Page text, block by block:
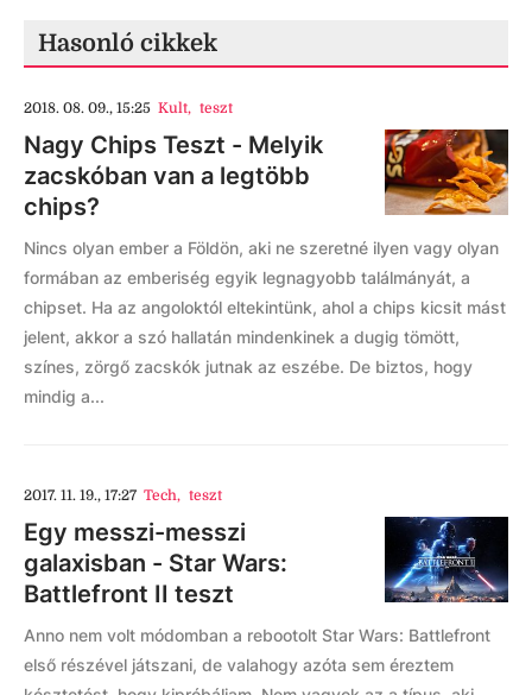
Hasonló cikkek
2018. 08. 09., 15:25 Kult, teszt
Nagy Chips Teszt - Melyik
zacskóban van a legtöbb
chips?
Nincs olyan ember a Földön, aki ne szeretné ilyen vagy olyan
formában az emberiség egyik legnagyobb találmányát, a
chipset. Ha az angoloktól eltekintünk, ahol a chips kicsit mást
jelent, akkor a szó hallatán mindenkinek a dugig tömött,
színes, zörgő zacskók jutnak az eszébe. De biztos, hogy
mindig a...
2017. 11. 19., 17:27 Tech, teszt
Egy messzi-messzi
galaxisban - Star Wars:
Battlefront II teszt
Anno nem volt módomban a rebootolt Star Wars: Battlefront
első részével játszani, de valahogy azóta sem éreztem